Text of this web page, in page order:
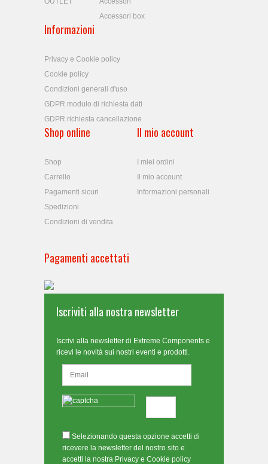
Accessori box
Informazioni
Privacy e Cookie policy
Cookie policy
Condizioni generali d'uso
GDPR modulo di richiesta dati
GDPR richiesta cancellazione
Shop online
Shop
Carrello
Pagamenti sicuri
Spedizioni
Condizioni di vendita
Il mio account
I miei ordini
Il mio account
Informazioni personali
Pagamenti accettati
Iscriviti alla nostra newsletter
Iscrivi alla newsletter di Extreme Components e
ricevi le novità sui nostri eventi e prodotti.
Selezionando questa opzione accetti di
ricevere la newsletter del nostro sito e
accetti la nostra Privacy e Cookie policy